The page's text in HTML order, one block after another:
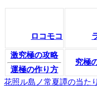
ロコモコ
激究極の攻略
運極の作り方
究極
花照ル島ノ常夏譚の当た